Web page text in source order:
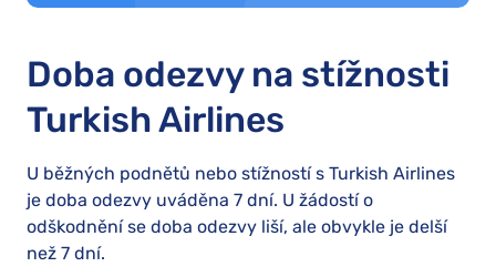
Doba odezvy na stížnosti
Turkish Airlines
U běžných podnětů nebo stížností s Turkish Airlines
je doba odezvy uváděna 7 dní. U žádostí o
odškodnění se doba odezvy liší, ale obvykle je delší
než 7 dní.